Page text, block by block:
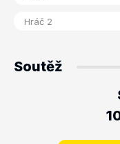
Soutěž